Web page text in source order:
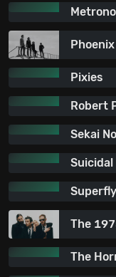
Phoenix
Pixies
Robert
Sekai
Suicidal
Superfly
The
The